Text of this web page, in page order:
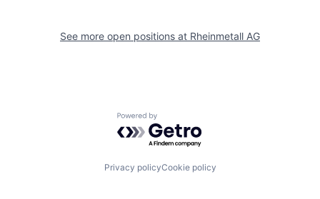
See more open positions at Rheinmetall AG
Powered by Getro.com
Privacy policyCookie policy